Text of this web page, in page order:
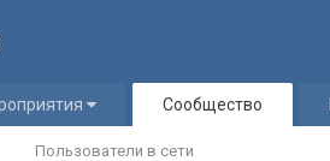
Сообщество
Пользователи в сети